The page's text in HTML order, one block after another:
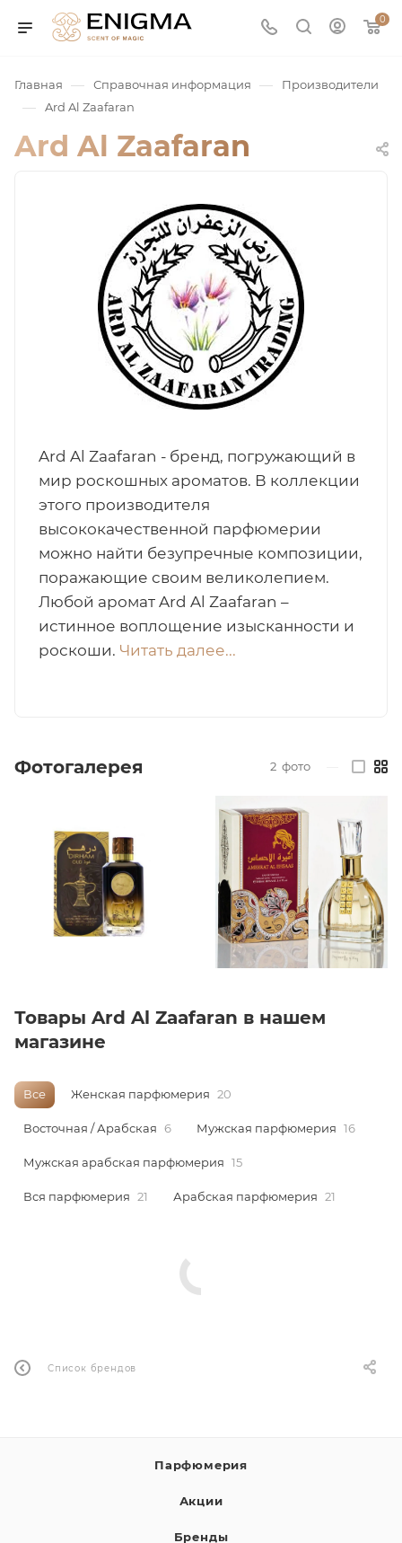
0
Арабская
сертификат
Главная — Справочная информация — Производители
— Ard Al Zaafaran
Ard Al Zaafaran
Ard Al Zaafaran - бренд, погружающий в
мир роскошных ароматов. В коллекции
этого производителя
высококачественной парфюмерии
можно найти безупречные композиции,
поражающие своим великолепием.
Любой аромат Ard Al Zaafaran –
истинное воплощение изысканности и
роскоши. Читать далее...
Фотогалерея 2 фото
Товары Ard Al Zaafaran в нашем
магазине
Все Женская парфюмерия 20
Восточная / Арабская 6 Мужская парфюмерия 16
Мужская арабская парфюмерия 15
Вся парфюмерия 21 Арабская парфюмерия 21
Список брендов
Парфюмерия
Акции
Бренды